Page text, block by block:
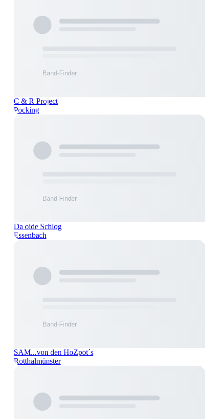
C & R Project
Pocking
Da oide Schlog
Essenbach
SAM...von den HoZpot´s
Rotthalmünster